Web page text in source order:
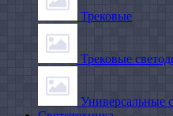
Трековые
Трековые
Универсальные